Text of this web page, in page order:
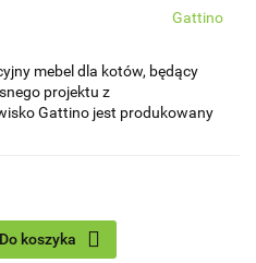
Gattino
mebel dla kotów, będący
projektu z
Gattino jest produkowany
Do koszyka